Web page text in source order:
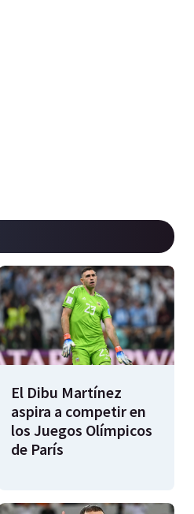
El Dibu Martínez
aspira a competir en
los Juegos Olímpicos
de París